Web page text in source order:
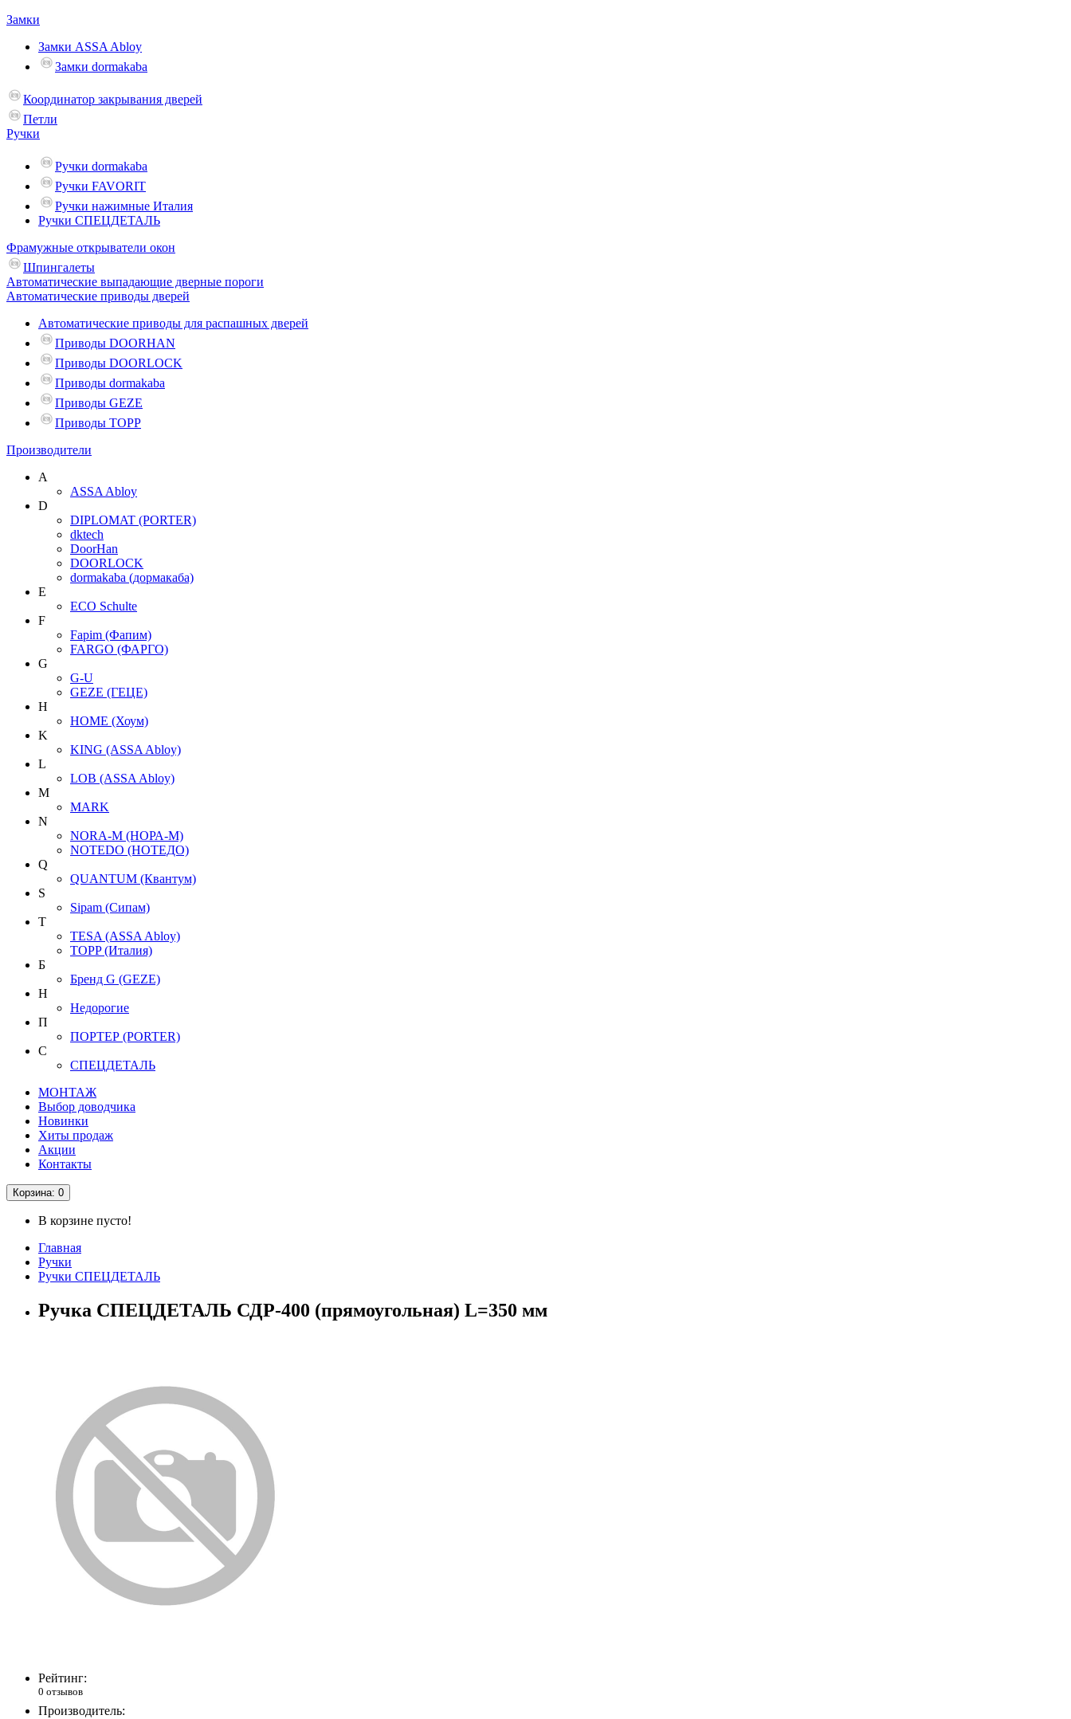
Замки
Замки ASSA Abloy
Замки dormakaba
Координатор закрывания дверей
Петли
Ручки
Ручки dormakaba
Ручки FAVORIT
Ручки нажимные Италия
Ручки СПЕЦДЕТАЛЬ
Фрамужные открыватели окон
Шпингалеты
Автоматические выпадающие дверные пороги
Автоматические приводы дверей
Автоматические приводы для распашных дверей
Приводы DOORHAN
Приводы DOORLOCK
Приводы dormakaba
Приводы GEZE
Приводы TOPP
Производители
A
ASSA Abloy
D
DIPLOMAT (PORTER)
dktech
DoorHan
DOORLOCK
dormakaba (дормакаба)
E
ECO Schulte
F
Fapim (Фапим)
FARGO (ФАРГО)
G
G-U
GEZE (ГЕЦЕ)
H
HOME (Хоум)
K
KING (ASSA Abloy)
L
LOB (ASSA Abloy)
M
MARK
N
NORA-M (НОРА-М)
NOTEDO (НОТЕДО)
Q
QUANTUM (Квантум)
S
Sipam (Сипам)
T
TESA (ASSA Abloy)
TOPP (Италия)
Б
Бренд G (GEZE)
Н
Недорогие
П
ПОРТЕР (PORTER)
С
СПЕЦДЕТАЛЬ
МОНТАЖ
Выбор доводчика
Новинки
Хиты продаж
Акции
Контакты
Корзина: 0
В корзине пусто!
Главная
Ручки
Ручки СПЕЦДЕТАЛЬ
Ручка СПЕЦДЕТАЛЬ СДР-400 (прямоугольная) L=350 мм
Рейтинг:
0 отзывов
Производитель: